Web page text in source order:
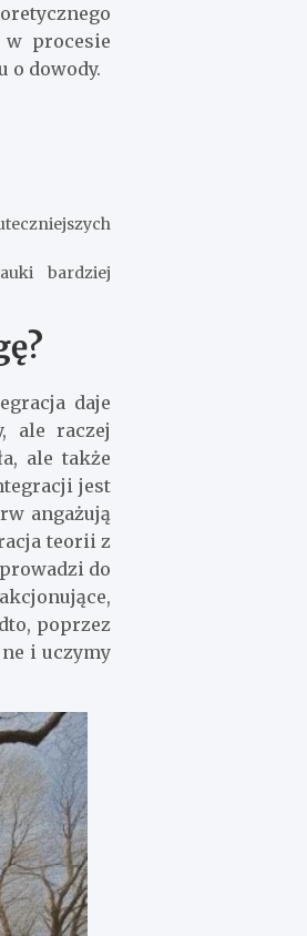
w procesie
o dowody.
bardziej
daje
ale raczej
ale także
jest
angażują
teorii z
do
poprzez
i uczymy